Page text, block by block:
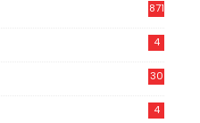
871
4
30
4